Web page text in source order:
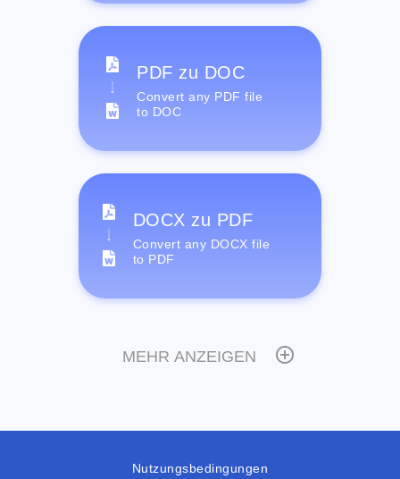
PDF zu DOC
Convert any PDF file
to DOC
DOCX zu PDF
Convert any DOCX file
to PDF
MEHR ANZEIGEN
Nutzungsbedingungen